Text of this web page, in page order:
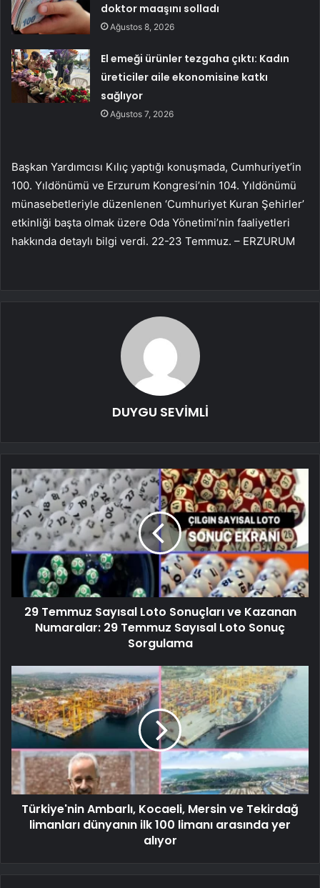
doktor maaşını solladı
Ağustos 8, 2026
El emeği ürünler tezgaha çıktı: Kadın
üreticiler aile ekonomisine katkı
sağlıyor
Ağustos 7, 2026
Başkan Yardımcısı Kılıç yaptığı konuşmada, Cumhuriyet’in
100. Yıldönümü ve Erzurum Kongresi’nin 104. Yıldönümü
münasebetleriyle düzenlenen ‘Cumhuriyet Kuran Şehirler’
etkinliği başta olmak üzere Oda Yönetimi’nin faaliyetleri
hakkında detaylı bilgi verdi. 22-23 Temmuz. – ERZURUM
DUYGU SEVİMLİ
29 Temmuz Sayısal Loto Sonuçları ve Kazanan
Numaralar: 29 Temmuz Sayısal Loto Sonuç
Sorgulama
Türkiye'nin Ambarlı, Kocaeli, Mersin ve Tekirdağ
limanları dünyanın ilk 100 limanı arasında yer
alıyor